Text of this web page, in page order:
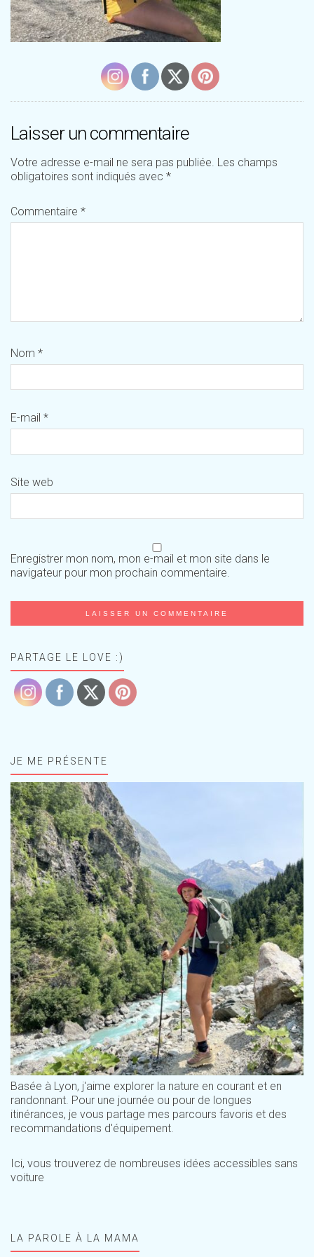
Laisser un commentaire
Votre adresse e-mail ne sera pas publiée. Les champs
obligatoires sont indiqués avec *
Commentaire *
Nom *
E-mail *
Site web
Enregistrer mon nom, mon e-mail et mon site dans le
navigateur pour mon prochain commentaire.
PARTAGE LE LOVE :)
JE ME PRÉSENTE
Basée à Lyon, j'aime explorer la nature en courant et en
randonnant. Pour une journée ou pour de longues
itinérances, je vous partage mes parcours favoris et des
recommandations d'équipement.
Ici, vous trouverez de nombreuses idées accessibles sans
voiture
LA PAROLE À LA MAMA